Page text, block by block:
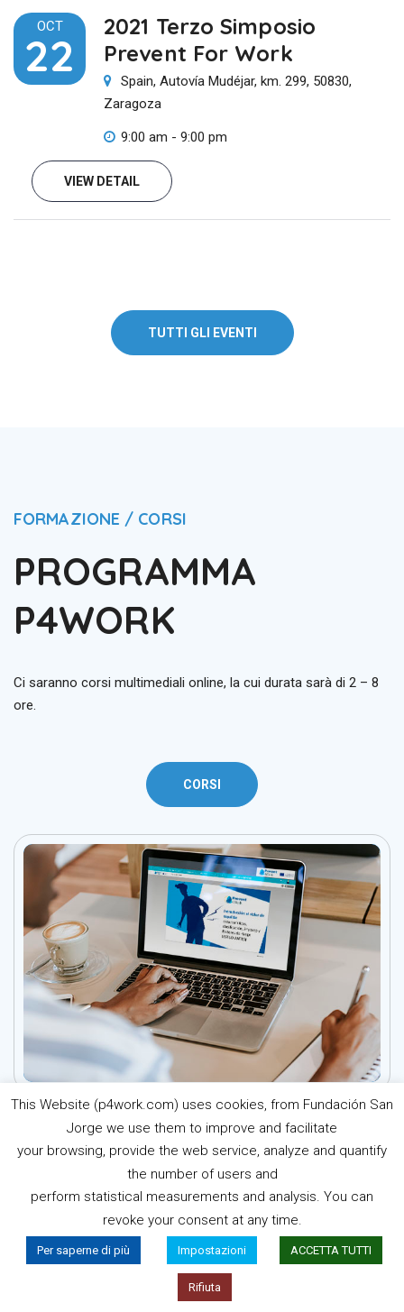
OCT
22
2021 Terzo Simposio
Prevent For Work
Spain, Autovía Mudéjar, km. 299, 50830,
Zaragoza
9:00 am - 9:00 pm
VIEW DETAIL
TUTTI GLI EVENTI
FORMAZIONE / CORSI
PROGRAMMA
P4WORK
Ci saranno corsi multimediali online, la cui durata sarà di 2 – 8
ore.
CORSI
This Website (p4work.com) uses cookies, from Fundación San
Jorge we use them to improve and facilitate
your browsing, provide the web service, analyze and quantify
the number of users and
perform statistical measurements and analysis. You can
revoke your consent at any time.
Per saperne di più Impostazioni ACCETTA TUTTI
Rifiuta